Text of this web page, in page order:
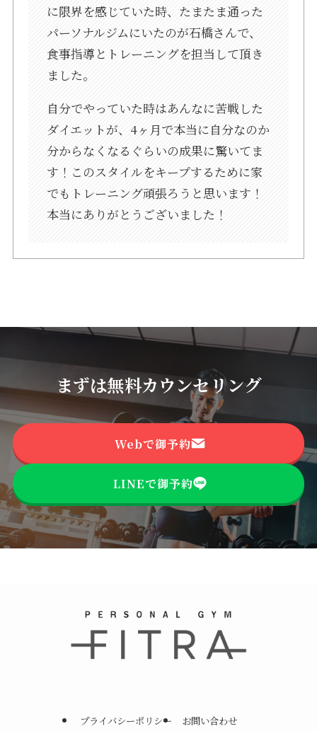
に限界を感じていた時、たまたま通った
パーソナルジムにいたのが石橋さんで、
食事指導とトレーニングを担当して頂き
ました。
自分でやっていた時はあんなに苦戦した
ダイエットが、4ヶ月で本当に自分なのか
分からなくなるぐらいの成果に驚いてま
す！このスタイルをキープするために家
でもトレーニング頑張ろうと思います！
本当にありがとうございました！
まずは無料カウンセリング
Webで御予約
LINEで御予約
プライバシーポリシー お問い合わせ